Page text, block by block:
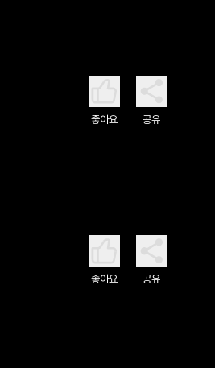
좋아요 공유
좋아요 공유